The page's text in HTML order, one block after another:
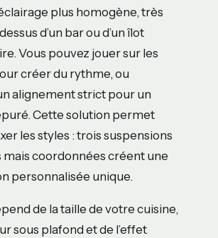
plus homogène, très
d’un bar ou d’un îlot
Vous pouvez jouer sur les
créer du rythme, ou
alignement strict pour un
Cette solution permet
les styles : trois suspensions
coordonnées créent une
personnalisée unique.
de la taille de votre cuisine,
sous plafond et de l’effet